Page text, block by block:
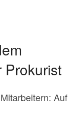
Prokurist
Auf